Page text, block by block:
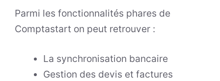
Parmi les fonctionnalités phares de
Comptastart on peut retrouver :
La synchronisation bancaire
Gestion des devis et factures